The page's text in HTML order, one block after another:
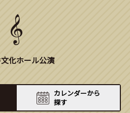
化ホール公演
カレンダーから
探す